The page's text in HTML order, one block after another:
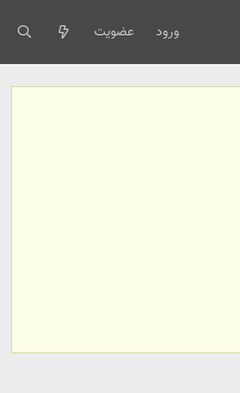
ورود عضویت